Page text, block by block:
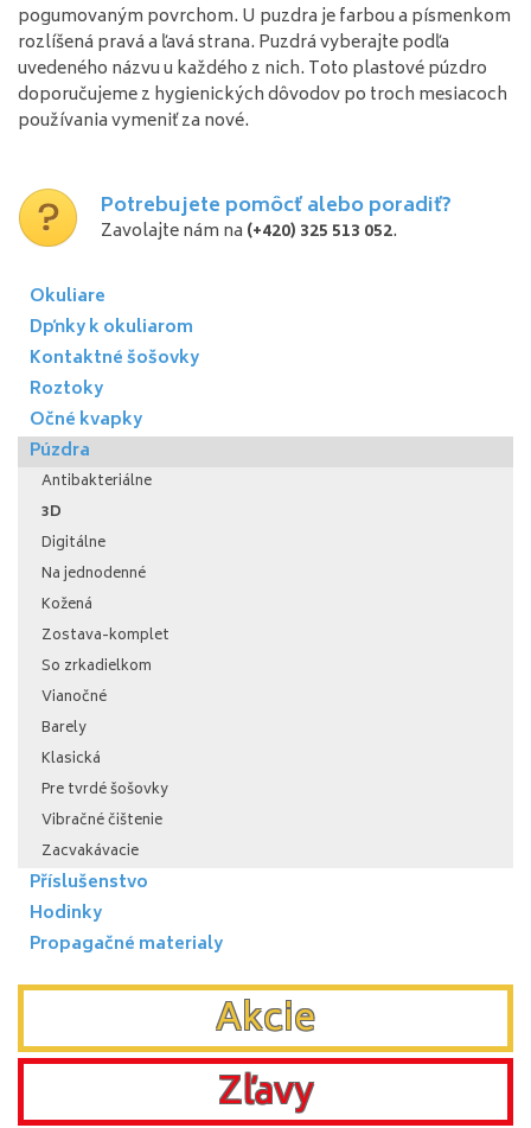
pogumovaným povrchom. U puzdraje farboua písmenkom
rozlíšená praváa ľavástrana. Puzdrávyberajtepodľa
uvedeného názvuu každého z nich. Toto plastovépúzdro
doporučujemez hygienickýchdôvodovpo troch mesiacoch
používaniavymeniťza nové.
Potrebujete pomôcť alebo poradiť?
Zavolajte nám na (+420) 325 513 052.
Okuliare
Dpňky k okuliarom
Kontaktné šošovky
Roztoky
Očné kvapky
Púzdra
Antibakteriálne
3D
Digitálne
Na jednodenné
Kožená
Zostava-komplet
So zrkadielkom
Vianočné
Barely
Klasická
Pre tvrdé šošovky
Vibračné čištenie
Zacvakávacie
Příslušenstvo
Hodinky
Propagačné materialy
Akcie
Zľavy